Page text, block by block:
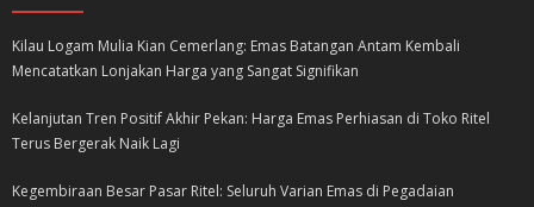
Kilau Logam Mulia Kian Cemerlang: Emas Batangan Antam Kembali
Mencatatkan Lonjakan Harga yang Sangat Signifikan
Kelanjutan Tren Positif Akhir Pekan: Harga Emas Perhiasan di Toko Ritel
Terus Bergerak Naik Lagi
Kegembiraan Besar Pasar Ritel: Seluruh Varian Emas di Pegadaian